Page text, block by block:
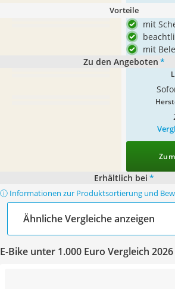
Vorteile
mit
mit
Zu den Angeboten *
Erhältlich bei *
ⓘ Informationen zur Produktsortierung und
Ähnliche Vergleiche anzeigen
E-Bike unter 1.000 Euro Vergleich